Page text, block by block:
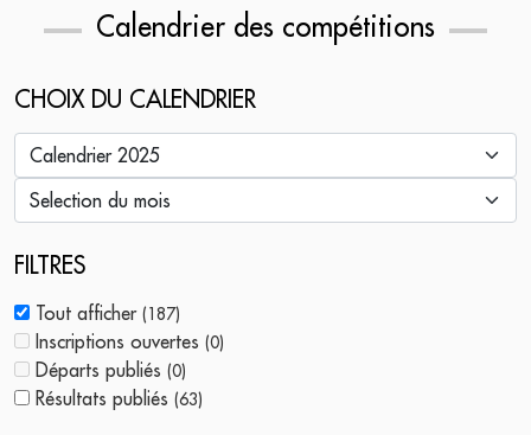
Calendrier des compétitions
CHOIX DU CALENDRIER
FILTRES
Tout afficher (187)
Inscriptions ouvertes (0)
Départs publiés (0)
Résultats publiés (63)